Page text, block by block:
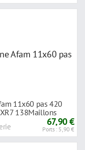
11x60 pas 420
138Maillons
67,90 €
Ports : 5,90 €